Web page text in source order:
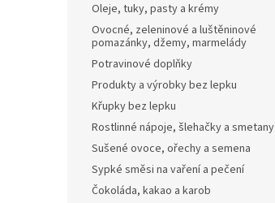
Oleje, tuky, pasty a krémy
Ovocné, zeleninové a luštěninové
pomazánky, džemy, marmelády
Potravinové doplňky
Produkty a výrobky bez lepku
Křupky bez lepku
Rostlinné nápoje, šlehačky a smetany
Sušené ovoce, ořechy a semena
Sypké směsi na vaření a pečení
Čokoláda, kakao a karob